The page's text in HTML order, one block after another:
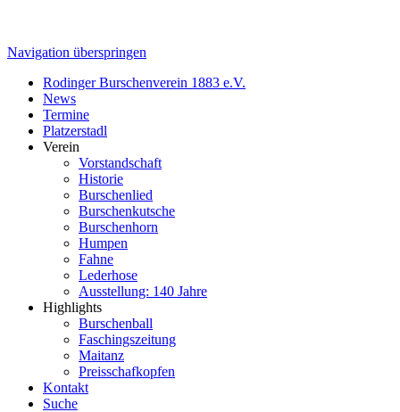
Navigation überspringen
Rodinger Burschenverein 1883 e.V.
News
Termine
Platzerstadl
Verein
Vorstandschaft
Historie
Burschenlied
Burschenkutsche
Burschenhorn
Humpen
Fahne
Lederhose
Ausstellung: 140 Jahre
Highlights
Burschenball
Faschingszeitung
Maitanz
Preisschafkopfen
Kontakt
Suche